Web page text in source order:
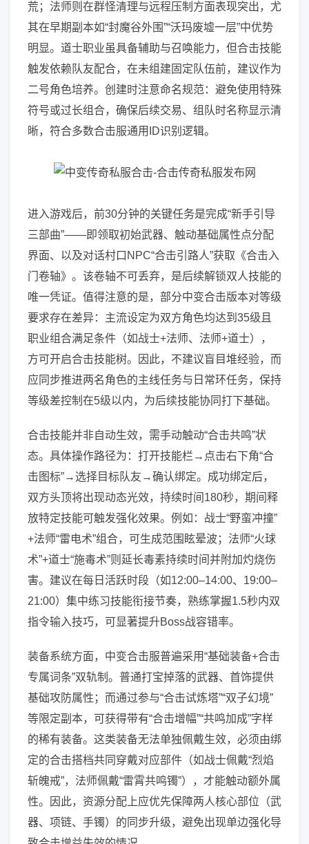
荒；法师则在群怪清理与远程压制方面表现突出，尤
其在早期副本如“封魔谷外围”“沃玛废墟一层”中优势
明显。道士职业虽具备辅助与召唤能力，但合击技能
触发依赖队友配合，在未组建固定队伍前，建议作为
二号角色培养。创建时注意命名规范：避免使用特殊
符号或过长组合，确保后续交易、组队时名称显示清
晰，符合多数合击服通用ID识别逻辑。
进入游戏后，前30分钟的关键任务是完成“新手引导
三部曲”——即领取初始武器、触动基础属性点分配
界面、以及对话村口NPC“合击引路人”获取《合击入
门卷轴》。该卷轴不可丢弃，是后续解锁双人技能的
唯一凭证。值得注意的是，部分中变合击版本对等级
要求存在差异：主流设定为双方角色均达到35级且
职业组合满足条件（如战士+法师、法师+道士），
方可开启合击技能树。因此，不建议盲目堆经验，而
应同步推进两名角色的主线任务与日常环任务，保持
等级差控制在5级以内，为后续技能协同打下基础。
合击技能并非自动生效，需手动触动“合击共鸣”状
态。具体操作路径为：打开技能栏→点击右下角“合
击图标”→选择目标队友→确认绑定。成功绑定后，
双方头顶将出现动态光效，持续时间180秒，期间释
放特定技能可触发强化效果。例如：战士“野蛮冲撞”
+法师“雷电术”组合，可生成范围眩晕波；法师“火球
术”+道士“施毒术”则延长毒素持续时间并附加灼烧伤
害。建议在每日活跃时段（如12:00–14:00、19:00–
21:00）集中练习技能衔接节奏，熟练掌握1.5秒内双
指令输入技巧，可显著提升Boss战容错率。
装备系统方面，中变合击服普遍采用“基础装备+合击
专属词条”双轨制。普通打宝掉落的武器、首饰提供
基础攻防属性；而通过参与“合击试炼塔”“双子幻境”
等限定副本，可获得带有“合击增幅”“共鸣加成”字样
的稀有装备。这类装备无法单独佩戴生效，必须由绑
定的合击搭档共同穿戴对应部件（如战士佩戴“烈焰
斩魄戒”，法师佩戴“雷霄共鸣镯”），才能触动额外属
性。因此，资源分配上应优先保障两人核心部位（武
器、项链、手镯）的同步升级，避免出现单边强化导